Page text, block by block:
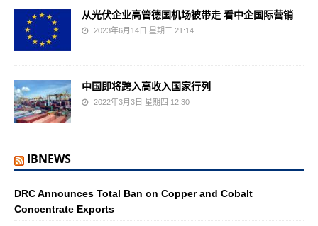
从光伏企业高管德国机场被带走 看中企国际营销
2023年6月14日 星期三 21:14
中国即将跨入高收入国家行列
2022年3月3日 星期四 12:30
IBNEWS
DRC Announces Total Ban on Copper and Cobalt
Concentrate Exports